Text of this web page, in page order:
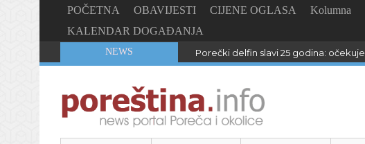
POČETNA OBAVIJESTI CIJENE OGLASA Kolumna
KALENDAR DOGAĐANJA
NEWS Porečki delfin slavi 25 godina: